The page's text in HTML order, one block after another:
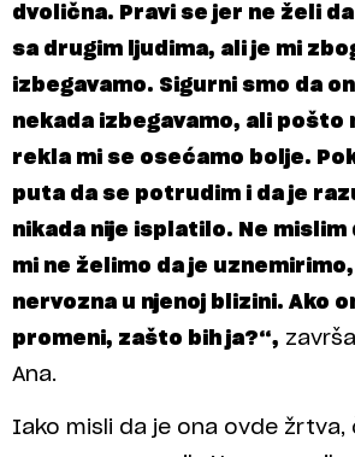
dvolična. Pravi se jer ne želi
sa drugim ljudima, ali je mi
izbegavamo. Sigurni smo da
nekada izbegavamo, ali pošto
rekla mi se osećamo bolje.
puta da se potrudim i da je
nikada nije isplatilo. Ne mislim
mi ne želimo da je
nervozna u njenoj blizini. Ako
promeni, zašto bih ja?“,
Ana.
Iako misli da je ona ovde žrtva,